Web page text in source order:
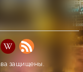
защищены.